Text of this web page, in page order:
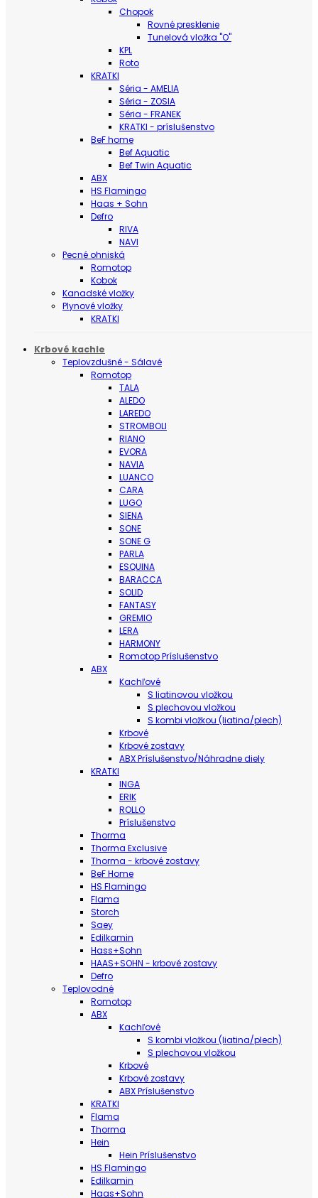
Chopok
Rovné presklenie
Tunelová vložka "O"
KPL
Roto
KRATKI
Séria - AMELIA
Séria - ZOSIA
Séria - FRANEK
KRATKI - príslušenstvo
BeF home
Bef Aquatic
Bef Twin Aquatic
ABX
HS Flamingo
Haas + Sohn
Defro
RIVA
NAVI
Pecné ohniská
Romotop
Kobok
Kanadské vložky
Plynové vložky
KRATKI
Krbové kachle
Teplovzdušné - Sálavé
Romotop
TALA
ALEDO
LAREDO
STROMBOLI
RIANO
EVORA
NAVIA
LUANCO
CARA
LUGO
SIENA
SONE
SONE G
PARLA
ESQUINA
BARACCA
SOLID
FANTASY
GREMIO
LERA
HARMONY
Romotop Príslušenstvo
ABX
Kachľové
S liatinovou vložkou
S plechovou vložkou
S kombi vložkou (liatina/plech)
Krbové
Krbové zostavy
ABX Príslušenstvo/Náhradne diely
KRATKI
INGA
ERIK
ROLLO
Príslušenstvo
Thorma
Thorma Exclusive
Thorma - krbové zostavy
BeF Home
HS Flamingo
Flama
Storch
Saey
Edilkamin
Hass+Sohn
HAAS+SOHN - krbové zostavy
Defro
Teplovodné
Romotop
ABX
Kachľové
S kombi vložkou (liatina/plech)
S plechovou vložkou
Krbové
Krbové zostavy
ABX Príslušenstvo
KRATKI
Flama
Thorma
Hein
Hein Príslušenstvo
HS Flamingo
Edilkamin
Haas+Sohn